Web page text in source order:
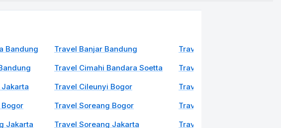
Bandung
Jakarta
Travel Banjar Bandung
Travel Cimahi Bandara Soetta
Travel Cileunyi Bogor
Travel Soreang Bogor
Travel Soreang Jakarta
Travel Bandung Jakarta
Travel Cimanggis Bandung
Travel Ciawi Bandung
Travel Pluit Bandung
Travel Puncak Bandung